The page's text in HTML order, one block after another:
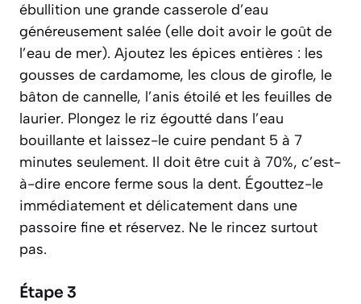
ébullition une grande casserole d’eau
généreusement salée (elle doit avoir le goût de
l’eau de mer). Ajoutez les épices entières : les
gousses de cardamome, les clous de girofle, le
bâton de cannelle, l’anis étoilé et les feuilles de
laurier. Plongez le riz égoutté dans l’eau
bouillante et laissez-le cuire pendant 5 à 7
minutes seulement. Il doit être cuit à 70%, c’est-
à-dire encore ferme sous la dent. Égouttez-le
immédiatement et délicatement dans une
passoire fine et réservez. Ne le rincez surtout
pas.
Étape 3